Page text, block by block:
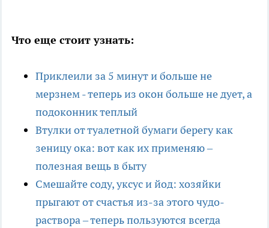
Что еще стоит узнать:
Приклеили за 5 минут и больше не
мерзнем - теперь из окон больше не дует, а
подоконник теплый
Втулки от туалетной бумаги берегу как
зеницу ока: вот как их применяю –
полезная вещь в быту
Смешайте соду, уксус и йод: хозяйки
прыгают от счастья из-за этого чудо-
раствора – теперь пользуются всегда